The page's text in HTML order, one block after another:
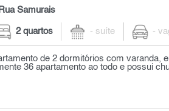
Rua Samurais
2 quartos - suíte -
de 2 dormitórios com varanda,
36 apartamento ao todo e possui